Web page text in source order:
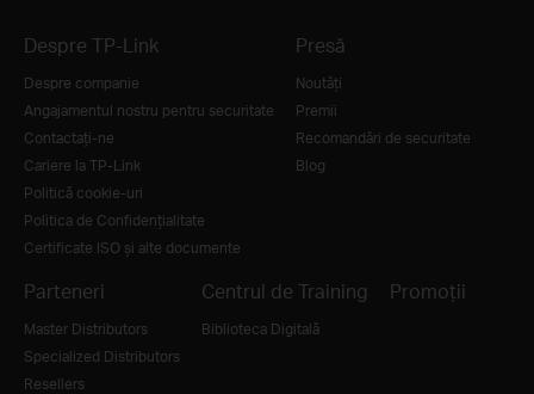
Despre TP-Link
Despre companie
Angajamentul nostru pentru securitate
Contactați-ne
Cariere la TP-Link
Politică cookie-uri
Politica de Confidențialitate
Certificate ISO și alte documente
Presă
Noutăţi
Premii
Recomandări de securitate
Blog
Parteneri
Master Distributors
Specialized Distributors
Resellers
Centrul de Training
Biblioteca Digitală
Promoții